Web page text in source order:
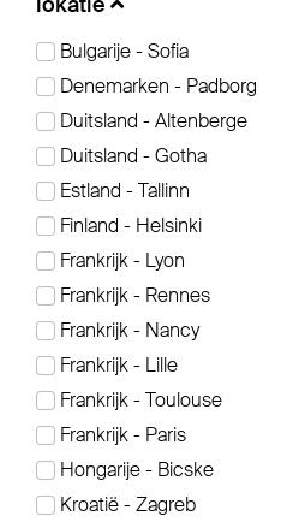
Bulgarije - Sofia
Denemarken - Padborg
Duitsland - Altenberge
Duitsland - Gotha
Estland - Tallinn
Finland - Helsinki
Frankrijk - Lyon
Frankrijk - Rennes
Frankrijk - Nancy
Frankrijk - Lille
Frankrijk - Toulouse
Frankrijk - Paris
Hongarije - Bicske
Kroatië - Zagreb
Koel-/diepvriesopbouw (36)
Filter bearbeiten
Es werden aktuell 41 Elemente
Sortierung